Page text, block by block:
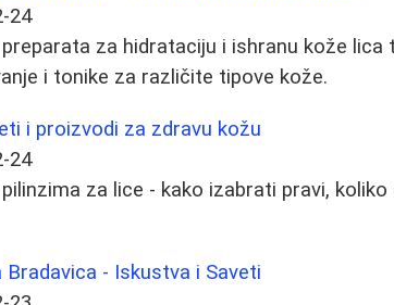
24
za hidrataciju i ishranu kože lica
i tonike za različite tipove kože.
i proizvodi za zdravu kožu
24
za lice - kako izabrati pravi,
Bradavica - Iskustva i Saveti